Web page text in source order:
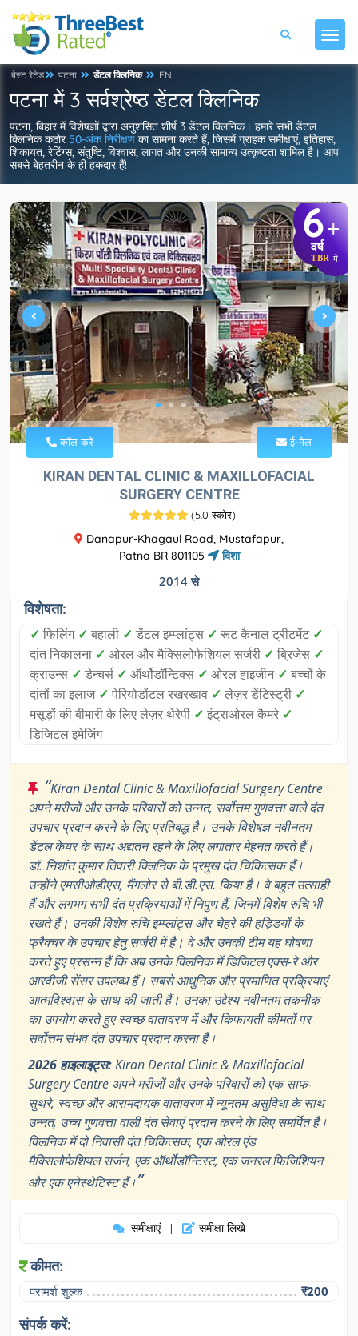
बेस्ट रेटेड पटना डेंटल क्लिनिक EN
पटना में 3 सर्वश्रेष्ठ डेंटल क्लिनिक
पटना, बिहार में विशेषज्ञों द्वारा अनुशंसित शीर्ष 3 डेंटल क्लिनिक। हमारे सभी डेंटल
क्लिनिक कठोर 50-अंक निरीक्षण का सामना करते हैं, जिसमें ग्राहक समीक्षाएं, इतिहास,
शिकायत, रेटिंग्स, संतुष्टि, विश्वास, लागत और उनकी सामान्य उत्कृष्टता शामिल है। आप
सबसे बेहतरीन के ही हकदार हैं!
6+
वर्ष
TBR में
कॉल करें ई-मेल
KIRAN DENTAL CLINIC & MAXILLOFACIAL
SURGERY CENTRE
(5.0 स्कोर)
Danapur-Khagaul Road, Mustafapur,
Patna BR 801105
दिशा
2014 से
विशेषता:
✓ फिलिंग ✓ बहाली ✓ डेंटल इम्प्लांट्स ✓ रूट कैनाल ट्रीटमेंट ✓
दांत निकालना ✓ ओरल और मैक्सिलोफेशियल सर्जरी ✓ ब्रिजेस ✓
क्राउन्स ✓ डेन्चर्स ✓ ऑर्थोडॉन्टिक्स ✓ ओरल हाइजीन ✓ बच्चों के
दांतों का इलाज ✓ पेरियोडोंटल रखरखाव ✓ लेज़र डेंटिस्ट्री ✓
मसूड़ों की बीमारी के लिए लेज़र थेरेपी ✓ इंट्राओरल कैमरे ✓
डिजिटल इमेजिंग
“Kiran Dental Clinic & Maxillofacial Surgery Centre
अपने मरीजों और उनके परिवारों को उन्नत, सर्वोत्तम गुणवत्ता वाले दंत
उपचार प्रदान करने के लिए प्रतिबद्ध है। उनके विशेषज्ञ नवीनतम
डेंटल केयर के साथ अद्यतन रहने के लिए लगातार मेहनत करते हैं।
डॉ. निशांत कुमार तिवारी क्लिनिक के प्रमुख दंत चिकित्सक हैं।
उन्होंने एमसीओडीएस, मैंगलोर से बी.डी.एस. किया है। वे बहुत उत्साही
हैं और लगभग सभी दंत प्रक्रियाओं में निपुण हैं, जिनमें विशेष रुचि भी
रखते हैं। उनकी विशेष रुचि इम्प्लांट्स और चेहरे की हड्डियों के
फ्रैक्चर के उपचार हेतु सर्जरी में है। वे और उनकी टीम यह घोषणा
करते हुए प्रसन्न हैं कि अब उनके क्लिनिक में डिजिटल एक्स-रे और
आरवीजी सेंसर उपलब्ध हैं। सबसे आधुनिक और प्रमाणित प्रक्रियाएं
आत्मविश्वास के साथ की जाती हैं। उनका उद्देश्य नवीनतम तकनीक
का उपयोग करते हुए स्वच्छ वातावरण में और किफायती कीमतों पर
सर्वोत्तम संभव दंत उपचार प्रदान करना है।
2026 हाइलाइट्स:Kiran Dental Clinic & Maxillofacial
Surgery Centre अपने मरीजों और उनके परिवारों को एक साफ-
सुथरे, स्वच्छ और आरामदायक वातावरण में न्यूनतम असुविधा के साथ
उन्नत, उच्च गुणवत्ता वाली दंत सेवाएं प्रदान करने के लिए समर्पित है।
क्लिनिक में दो निवासी दंत चिकित्सक, एक ओरल एंड
मैक्सिलोफेशियल सर्जन, एक ऑर्थोडॉन्टिस्ट, एक जनरल फिजिशियन
और एक एनेस्थेटिस्ट हैं।”
समीक्षाएं | समीक्षा लिखे
कीमत:
परामर्श शुल्क ₹200
संपर्क करें: